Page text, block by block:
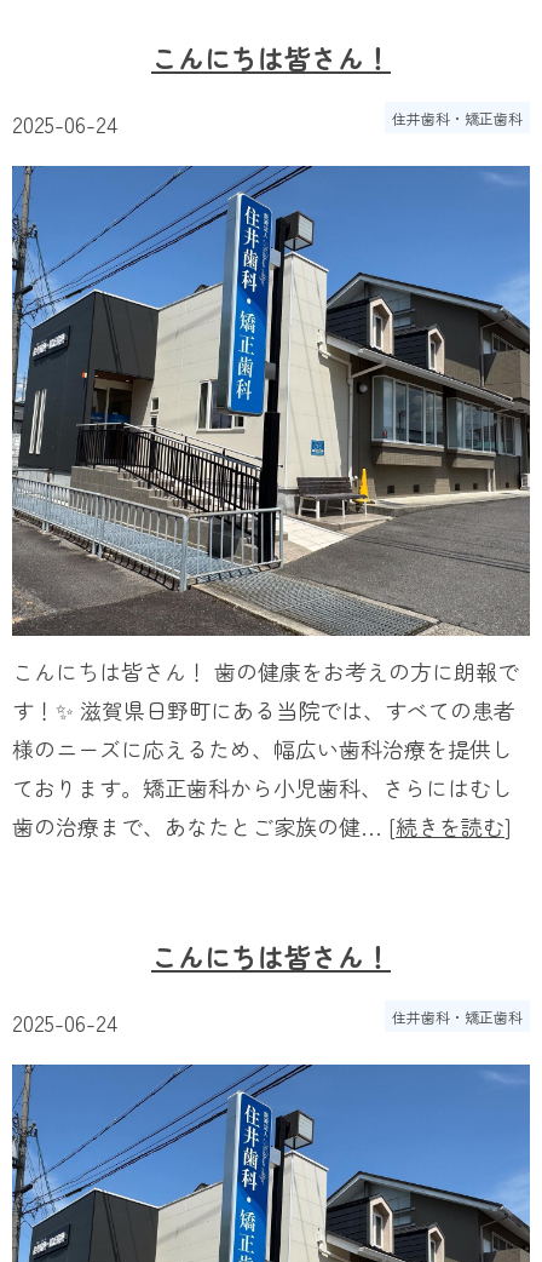
こんにちは皆さん！
2025-06-24 住井歯科・矯正歯科
こんにちは皆さん！ 歯の健康をお考えの方に朗報で
す！✨ 滋賀県日野町にある当院では、すべての患者
様のニーズに応えるため、幅広い歯科治療を提供し
ております。矯正歯科から小児歯科、さらにはむし
歯の治療まで、あなたとご家族の健… [続きを読む]
こんにちは皆さん！
2025-06-24 住井歯科・矯正歯科